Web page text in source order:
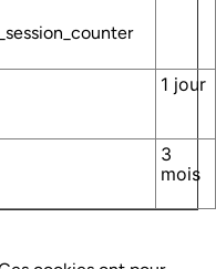
1 jour
3
mois